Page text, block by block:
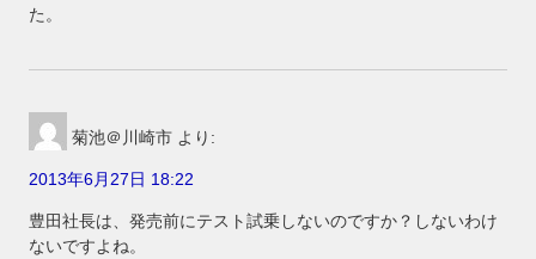
た。
菊池＠川崎市 より:
2013年6月27日 18:22
豊田社長は、発売前にテスト試乗しないのですか？しないわけ
ないですよね。